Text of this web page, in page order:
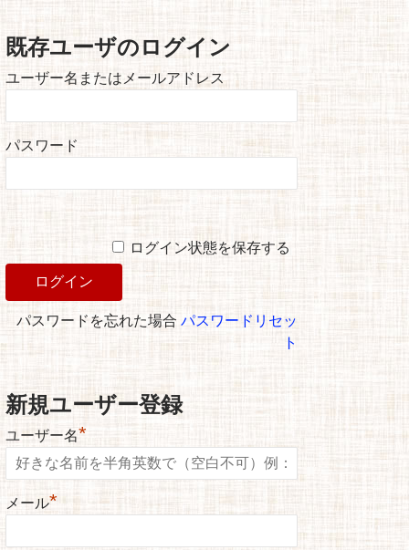
既存ユーザのログイン
ユーザー名またはメールアドレス
パスワード
ログイン状態を保存する
パスワードを忘れた場合パスワードリセッ
ト
新規ユーザー登録
ユーザー名*
メール*